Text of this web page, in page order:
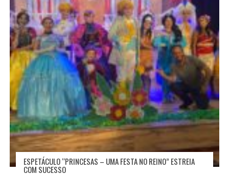
ESPETÁCULO “PRINCESAS – UMA FESTA NO REINO” ESTREIA
COM SUCESSO